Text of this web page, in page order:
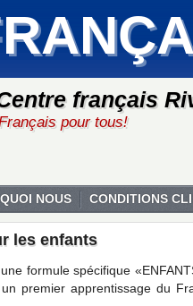
français
pour tous!
NOUS CONDITIONS
les enfants
formule spécifique
premier apprentissage du